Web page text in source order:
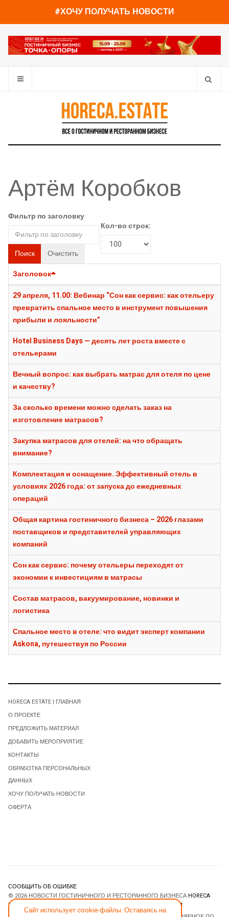
#ХОЧУ ПОЛУЧАТЬ НОВОСТИ
Артём Коробков
Фильтр по заголовку
Поиск Очистить
Кол-во строк:
Заголовок
29 апреля, 11.00: Вебинар “Сон как сервис: как отельеру
превратить спальное место в инструмент повышения
прибыли и лояльности”
Hotel Business Days — десять лет роста вместе с
отельерами
Вечный вопрос: как выбрать матрас для отеля по цене
и качеству?
За сколько времени можно сделать заказ на
изготовление матрасов?
Закупка матрасов для отелей: на что обращать
внимание?
Комплектация и оснащение. Эффективный отель в
условиях 2026 года: от запуска до ежедневных
операций
Общая картина гостиничного бизнеса – 2026 глазами
поставщиков и представителей управляющих
компаний
Сон как сервис: почему отельеры переходят от
экономии к инвестициям в матрасы
Состав матрасов, вакуумирование, новинки и
логистика
Спальное место в отеле: что видит эксперт компании
Askona, путешествуя по России
Сайт использует cookie-файлы. Оставаясь на
HORECA ESTATE | ГЛАВНАЯ
О ПРОЕКТЕ
ПРЕДЛОЖИТЬ МАТЕРИАЛ
ДОБАВИТЬ МЕРОПРИЯТИЕ
КОНТАКТЫ
ОБРАБОТКА ПЕРСОНАЛЬНЫХ
ДАННЫХ
ХОЧУ ПОЛУЧАТЬ НОВОСТИ
ОФЕРТА
СООБЩИТЬ ОБ ОШИБКЕ
© 2026 НОВОСТИ ГОСТИНИЧНОГО И РЕСТОРАННОГО БИЗНЕСА HORECA
ESTATE
JOOMLART.COM.